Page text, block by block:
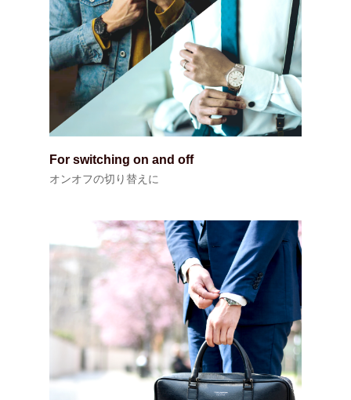
For switching on and off
オンオフの切り替えに